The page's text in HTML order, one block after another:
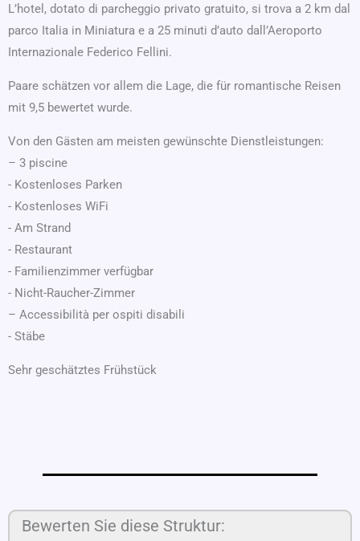
L’hotel, dotato di parcheggio privato gratuito, si trova a 2 km dal
parco Italia in Miniatura e a 25 minuti d’auto dall’Aeroporto
Internazionale Federico Fellini.
Paare schätzen vor allem die Lage, die für romantische Reisen
mit 9,5 bewertet wurde.
Von den Gästen am meisten gewünschte Dienstleistungen:
– 3 piscine
- Kostenloses Parken
- Kostenloses WiFi
- Am Strand
- Restaurant
- Familienzimmer verfügbar
- Nicht-Raucher-Zimmer
– Accessibilità per ospiti disabili
- Stäbe
Sehr geschätztes Frühstück
Bewerten Sie diese Struktur: